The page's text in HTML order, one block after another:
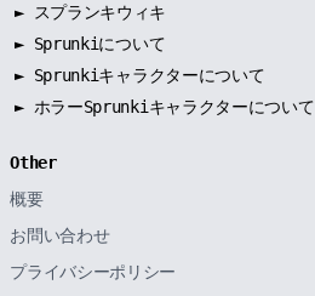
►
スプランキウィキ
► Sprunkiについて
► Sprunkiキャラクターについて
► ホラーSprunkiキャラクターについて
Other
概要
お問い合わせ
プライバシーポリシー